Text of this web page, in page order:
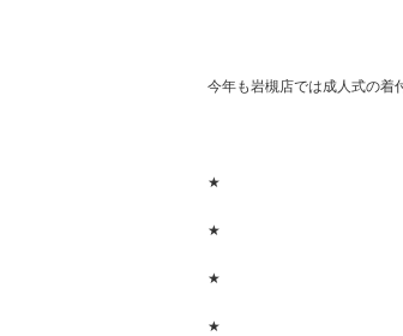
今年も岩槻店では成人式の着
★
★
★
★